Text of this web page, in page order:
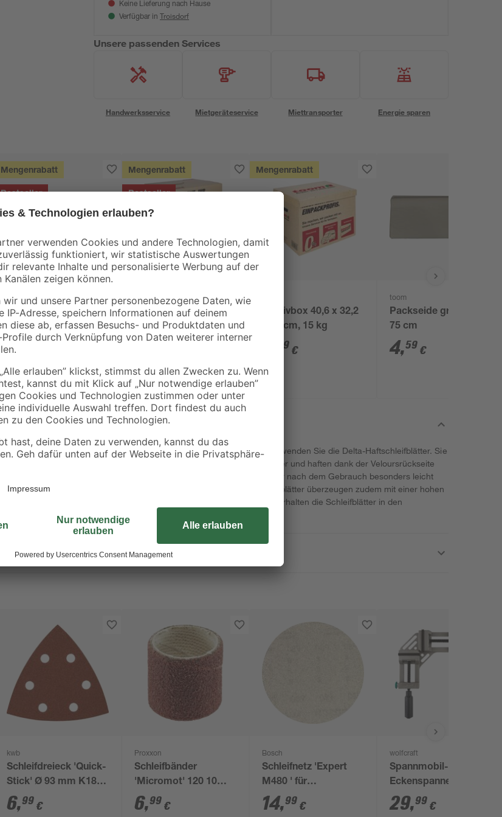
Keine Lieferung nach Hause
Verfügbar in Troisdorf
Unsere passenden Services
Handwerksservice Mietgeräteservice Miettransporter Energie sparen
Mengenrabatt
Bestseller
toom
Umzugskarton mit
Textfeld 120 l Traglast
50 kg
5,
Mengenrabatt
Bestseller
toom
Umzugskarton mit
Textfeld 65 l
3, 99
Mengenrabatt
Archivbox 40,6 x 32,2
x 29 cm, 15 kg
99 €
toom
Packseide grau 50 x
75 cm
4,59 €
Damit Sie Lacke mühelos abtragen können, verwenden Sie die Delta-Haftschleifblätter. Sie
sind die ideale Ergänzung für Delta-Handschleifer und haften dank der Veloursrückseite
ganz von selbst. So lassen sich die Schleifblätter nach dem Gebrauch besonders leicht
ablösen und austauschen. Die Delta-Haftschleifblätter überzeugen zudem mit einer hohen
Haltbarkeit und einer langen Lebensdauer. Sie erhalten die Schleifblätter in den
Körnungsgraden K80 und K120.
kwb
Schleifdreieck 'Quick-
Stick' Ø 93 mm K180
5 Stück
6,99 €
Proxxon
Schleifbänder
'Micromot' 120 10
Stück
6,99 €
Bosch
Schleifnetz 'Expert
M480 ' für
Exzenterschleifer Ø
150 mm G 80 5 Stück
14,99 €
wolfcraft
Spannmobil-
Eckenspanner 90°
29,99 €